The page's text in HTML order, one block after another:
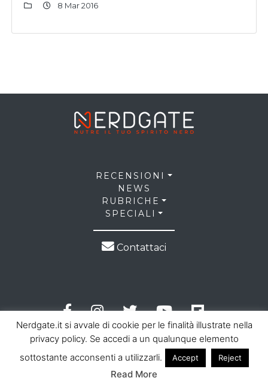
8 Mar 2016
RECENSIONI
NEWS
RUBRICHE
SPECIALI
Contattaci
© 2026 NerdGate all right reserved |Privacy Policy
Nerdgate.it si avvale di cookie per le finalità illustrate nella
privacy policy. Se accedi a un qualunque elemento
sottostante acconsenti a utilizzarli.
Accept Reject
Read More